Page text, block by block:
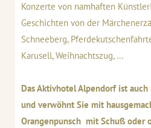
Konzerte von namhaften
Geschichten von der
Schneeberg,
Karusell, Weihnachtszug, ...
Das Aktivhotel Alpendorf ist
und verwöhnt Sie mit
Orangenpunsch mit Schuß oder